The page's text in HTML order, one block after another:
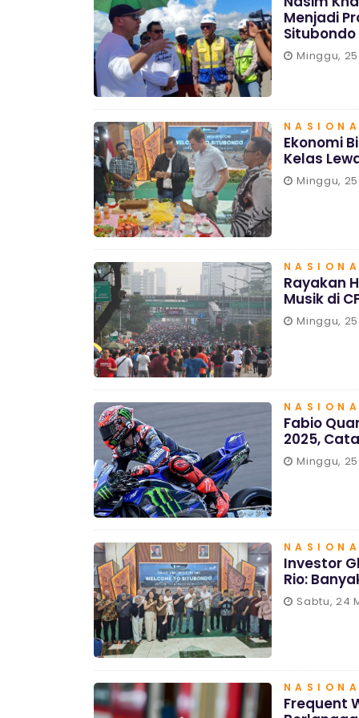
Menjadi
Situbondo
Minggu,
Ekonomi
Kelas
Minggu,
Rayakan
Musik di
Minggu,
Fabio
2025,
Minggu,
Investor
Rio:
Sabtu, 24
Frequent